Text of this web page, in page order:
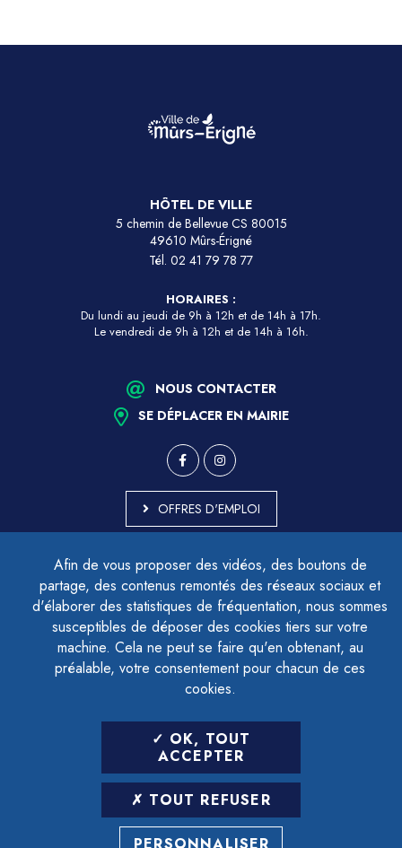
Afin de vous proposer des vidéos, des boutons de
partage, des contenus remontés des réseaux sociaux et
d'élaborer des statistiques de fréquentation, nous sommes
susceptibles de déposer des cookies tiers sur votre
machine. Cela ne peut se faire qu'en obtenant, au
préalable, votre consentement pour chacun de ces
cookies.
OK, TOUT
ACCEPTER
TOUT REFUSER
HÔTEL DE VILLE
5 chemin de Bellevue CS 80015
49610 Mûrs-Érigné
Tél. 02 41 79 78 77
HORAIRES :
Du lundi au jeudi de 9h à 12h et de 14h à 17h.
Le vendredi de 9h à 12h et de 14h à 16h.
NOUS CONTACTER
SE DÉPLACER EN MAIRIE
OFFRES D'EMPLOI
ACCESSIBILITÉ - PARTIELLEMENT CONFORME
PLAN DU SITE
MENTIONS LÉGALES
CONTACTER LE DÉLÉGUÉ À LA PROTECTION DES DONNÉES
GESTION DES COOKIES
LETTRE D'INFORMATION
SAISIR VOTRE ADRESSE E-MAIL
POUR VOUS INSCRIRE :
ARCHIVES DÉSINSCRIPTION